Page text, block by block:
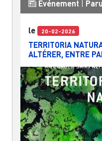
Événement |
le 20-02-2026
TERRITORIA
ALTÉRER, ENTRE